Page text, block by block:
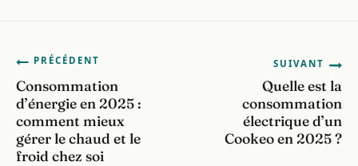
Navigation
de
l’article
PRÉCÉDENT
Consommation
d’énergie en 2025 :
comment mieux
gérer le chaud et le
froid chez soi
SUIVANT
Quelle est la
consommation
électrique d’un
Cookeo en 2025 ?